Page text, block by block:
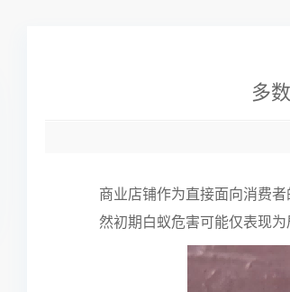
多
商业店铺作为直接面向消费
然初期白蚁危害可能仅表现